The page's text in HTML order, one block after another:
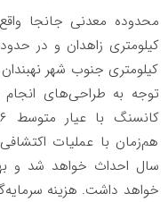
کیلومتری جنوب شهر نهبندان
هم‌زمان با عملیات